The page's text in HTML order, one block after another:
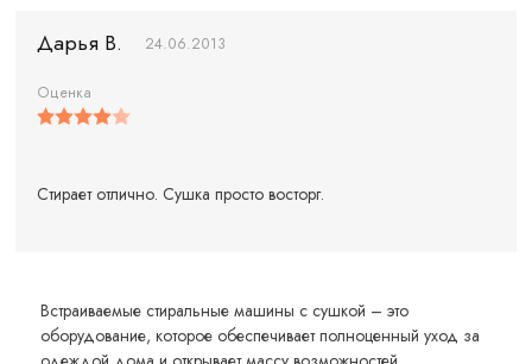
Дарья В. 24.06.2013
Оценка
Стирает отлично. Сушка просто восторг.
Встраиваемые стиральные машины с сушкой – это
оборудование, которое обеспечивает полноценный уход за